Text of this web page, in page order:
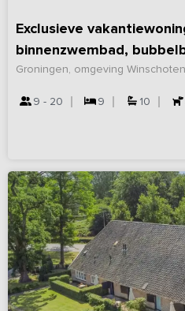
Exclusieve
binnenzwembad,
Groningen, omgeving Winschoten
9 - 20 9 10